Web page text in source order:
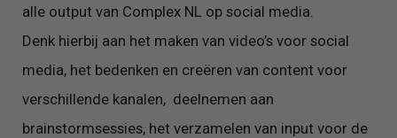
alle output van Complex NL op social media.
Denk hierbij aan het maken van video’s voor social
media, het bedenken en creëren van content voor
verschillende kanalen, deelnemen aan
brainstormsessies, het verzamelen van input voor de